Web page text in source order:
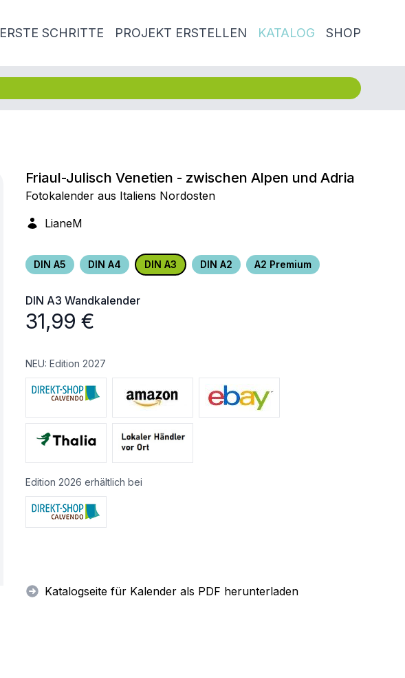
ERSTE SCHRITTE PROJEKT ERSTELLEN KATALOG SHOP
Friaul-Julisch Venetien - zwischen Alpen und Adria
Fotokalender aus Italiens Nordosten
LianeM
DIN A5 DIN A4 DIN A3 DIN A2 A2 Premium
DIN A3 Wandkalender
31,99 €
NEU: Edition 2027
Edition 2026 erhältlich bei
Katalogseite für Kalender als PDF herunterladen